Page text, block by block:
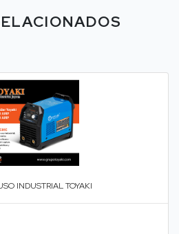
INDUSTRIAL TOYAKI